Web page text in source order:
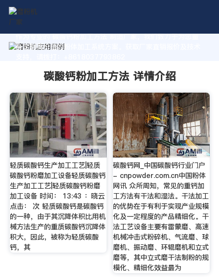
作为专业的 碳酸钙粉加工方法 制造厂家，我们致力于为您量
身定制高价值的粉体加工系统方案。获取厂家直销报价及技术
碳酸钙粉加工方法 详情介绍
轻质碳酸钙生产加工工艺|轻质
碳酸钙粉磨加工设备轻质碳酸钙
生产加工工艺|轻质碳酸钙粉磨
加工设备 时间： 13:43 ：晓云
点击： 次 轻质碳酸钙是碳酸钙
的一种，由于其沉降体积比用机
械方法生产的重质碳酸钙沉降体
积大，因此，被称为轻质碳酸
钙，其
碳酸钙网_中国碳酸钙行业门户
- cnpowder.com.cn中国粉体
网讯 众所周知，常见的重钙加
工方法有干法和湿法。干法加工
的优势在于有利于实现产业规模
化及一定程度的产品精细化。干
法工艺设备主要有雷蒙磨、高速
机械冲击式粉碎机、气流磨、球
磨机、振动磨、环辊磨机和立式
磨等，其中立式磨干法制粉的规
模化、精细化效益最为